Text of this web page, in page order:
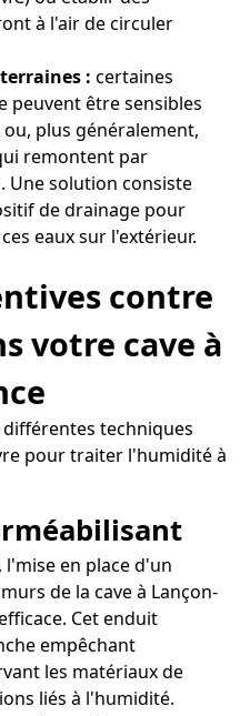
à l'air de circuler
: certaines
peuvent être sensibles
plus généralement,
remontent par
Une solution consiste
de drainage pour
eaux sur l'extérieur.
contre
votre cave à
techniques
pour traiter l'humidité à
en place d'un
de la cave à Lançon-
Cet enduit
empêchant
les matériaux de
liés à l'humidité.